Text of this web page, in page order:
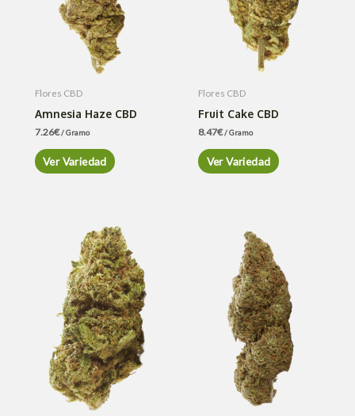
Flores CBD
Amnesia Haze CBD
7.26€/ Gramo
Ver Variedad
Flores CBD
Fruit Cake CBD
8.47€/ Gramo
Ver Variedad